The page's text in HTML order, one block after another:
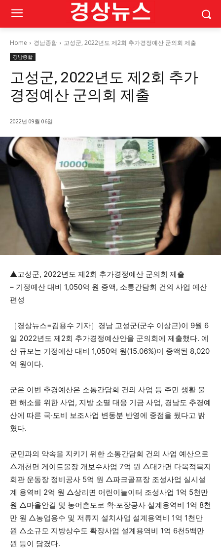
Home 경남종합 고성군, 2022년도 제2회 추가경정예산 군의회 제출
경남종합
고성군, 2022년도 제2회 추가
경정예산 군의회 제출
2022년 09월 06일
▲고성군, 2022년도 제2회 추가경정예산 군의회 제출
– 기정예산 대비 1,050억 원 증액, 소통간담회 건의 사업 예산
편성
［경상뉴스=김용수 기자］경남 고성군(군수 이상근)이 9월 6
일 2022년도 제2회 추가경정예산안을 군의회에 제출했다. 예
산 규모는 기정예산 대비 1,050억 원(15.06%)이 증액된 8,020
억 원이다.
군은 이번 추경예산은 소통간담회 건의 사업 등 주민 생활 불
편 해소를 위한 사업, 지방 소멸 대응 기금 사업, 경남도 추경예
산에 따른 국·도비 보조사업 변동분 반영에 중점을 뒀다고 밝
혔다.
군민과의 약속을 지키기 위한 소통간담회 건의 사업 예산으로
△개천면 게이트볼장 개보수사업 7억 원 △대가면 다목적복지
회관 운동장 정비공사 5억 원 △파크골프장 조성사업 실시설
계 용역비 2억 원 △상리면 어린이놀이터 조성사업 1억 5천만
원 △마을안길 및 농어촌도로 확·포장공사 설계용역비 1억 8천
만 원 △농업용수 및 저류지 설치사업 설계용역비 1억 1천만
원 △소규모 지방상수도 확장사업 설계용역비 1억 6천5백만
원 등이 담겼다.